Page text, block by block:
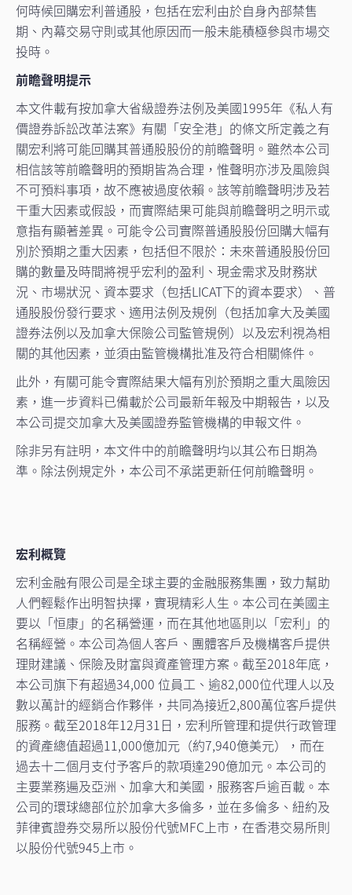
何時候回購宏利普通股，包括在宏利由於自身內部禁售
期、內幕交易守則或其他原因而一般未能積極參與市場交
投時。
前瞻聲明提示
本文件載有按加拿大省級證券法例及美國1995年《私人有
價證券訴訟改革法案》有關「安全港」的條文所定義之有
關宏利將可能回購其普通股股份的前瞻聲明。雖然本公司
相信該等前瞻聲明的預期皆為合理，惟聲明亦涉及風險與
不可預料事項，故不應被過度依賴。該等前瞻聲明涉及若
干重大因素或假設，而實際結果可能與前瞻聲明之明示或
意指有顯著差異。可能令公司實際普通股股份回購大幅有
別於預期之重大因素，包括但不限於：未來普通股股份回
購的數量及時間將視乎宏利的盈利、現金需求及財務狀
況、市場狀況、資本要求（包括LICAT下的資本要求）、普
通股股份發行要求、適用法例及規例（包括加拿大及美國
證券法例以及加拿大保險公司監管規例）以及宏利視為相
關的其他因素，並須由監管機構批准及符合相關條件。
此外，有關可能令實際結果大幅有別於預期之重大風險因
素，進一步資料已備載於公司最新年報及中期報告，以及
本公司提交加拿大及美國證券監管機構的申報文件。
除非另有註明，本文件中的前瞻聲明均以其公布日期為
準。除法例規定外，本公司不承諾更新任何前瞻聲明。
宏利概覽
宏利金融有限公司是全球主要的金融服務集團，致力幫助
人們輕鬆作出明智抉擇，實現精彩人生。本公司在美國主
要以「恒康」的名稱營運，而在其他地區則以「宏利」的
名稱經營。本公司為個人客戶、團體客戶及機構客戶提供
理財建議、保險及財富與資產管理方案。截至2018年底，
本公司旗下有超過34,000 位員工、逾82,000位代理人以及
數以萬計的經銷合作夥伴，共同為接近2,800萬位客戶提供
服務。截至2018年12月31日，宏利所管理和提供行政管理
的資產總值超過11,000億加元（約7,940億美元），而在
過去十二個月支付予客戶的款項達290億加元。本公司的
主要業務遍及亞洲、加拿大和美國，服務客戶逾百載。本
公司的環球總部位於加拿大多倫多，並在多倫多、紐約及
菲律賓證券交易所以股份代號MFC上市，在香港交易所則
以股份代號945上市。